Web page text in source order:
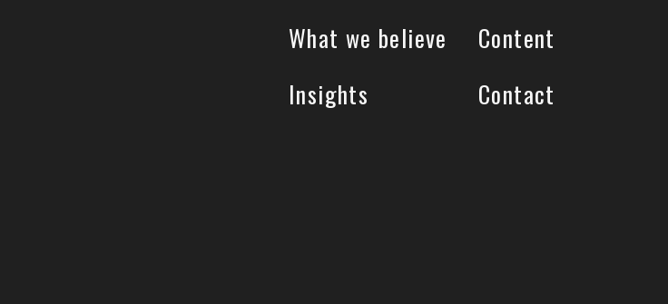
What we believe
Insights
Content
Contact